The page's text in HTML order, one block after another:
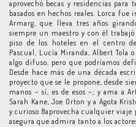
aprovechó becas y residencias para
basados en hechos reales. Lorca
Armarg, que lleva tres años
siempre un maestro y con él trabajó
piso de los hoteles en el centro
Pascual, Lucía Miranda, Albert Tola
algo difuso, pero que podríamos
Desde hace más de una década
proyecto que se le propone, desde
manos – sí, es de esos –; y ama a
Sarah Kane, Joe Orton y a Agota
y curioso 8aprovecha cualquier
asegura que admira tanto a los